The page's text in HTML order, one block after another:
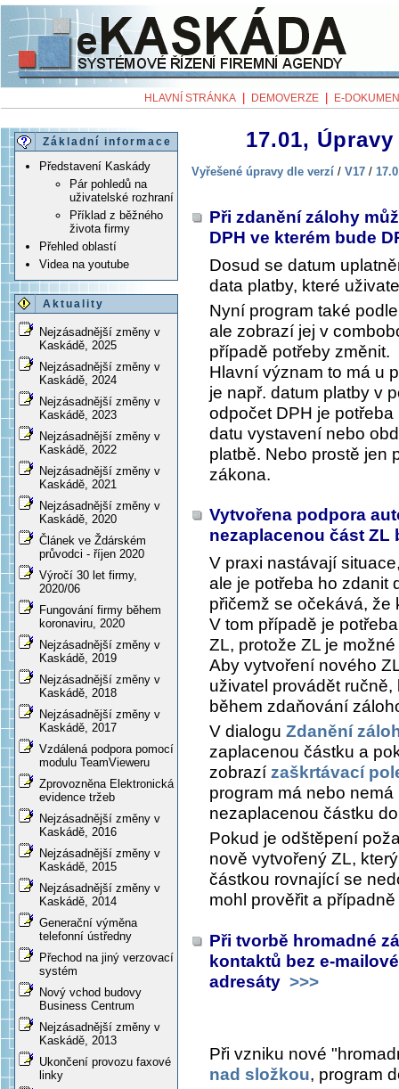
HLAVNÍ STRÁNKA DEMOVERZE E-
Základní informace
Představení Kaskády
Pár pohledů na
uživatelské rozhraní
Příklad z běžného
života firmy
Přehled oblastí
Videa na youtube
Aktuality
Nejzásadnější změny v
Kaskádě, 2025
Nejzásadnější změny v
Kaskádě, 2024
Nejzásadnější změny v
Kaskádě, 2023
Nejzásadnější změny v
Kaskádě, 2022
Nejzásadnější změny v
Kaskádě, 2021
Nejzásadnější změny v
Kaskádě, 2020
Článek ve Ždárském
průvodci - říjen 2020
Výročí 30 let firmy,
2020/06
Fungování firmy během
koronaviru, 2020
Nejzásadnější změny v
Kaskádě, 2019
Nejzásadnější změny v
Kaskádě, 2018
Nejzásadnější změny v
Kaskádě, 2017
Vzdálená podpora pomocí
modulu TeamVieweru
Zprovozněna Elektronická
evidence tržeb
Nejzásadnější změny v
Kaskádě, 2016
Nejzásadnější změny v
Kaskádě, 2015
Nejzásadnější změny v
Kaskádě, 2014
Generační výměna
telefonní ústředny
Přechod na jiný verzovací
systém
Nový vchod budovy
Business Centrum
Nejzásadnější změny v
Kaskádě, 2013
Ukončení provozu faxové
linky
17.01,
Vyřešené úpravy dle verzí / V17 /
Při zdanění zálohy
DPH ve kterém bude
Dosud se datum
data platby, které
Nyní program také
ale zobrazí jej v
případě potřeby změnit.
Hlavní význam to má u
je např. datum platby v
odpočet DPH je
datu vystavení nebo
platbě. Nebo prostě jen
zákona.
Vytvořena podpora
nezaplacenou část
V praxi nastávají
ale je potřeba ho zdanit
přičemž se očekává,
V tom případě je
ZL, protože ZL je
Aby vytvoření nového
uživatel provádět
během zdaňování
V dialogu Zdanění
zaplacenou částku a
zobrazí zaškrtávací
program má nebo
nezaplacenou částku
Pokud je odštěpení
nově vytvořený ZL,
částkou rovnající se
mohl prověřit a
Při tvorbě hromadné
kontaktů bez e-
adresáty >>>
Při vzniku nové
nad složkou, program